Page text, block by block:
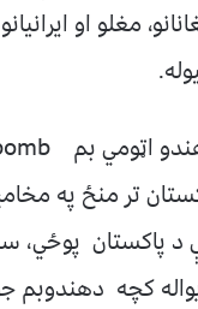
مغلو او
تر منځ په
د پاکستان پوځي،
کچه دهندوبم